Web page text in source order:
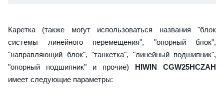
Каретка (также могут использоваться названия "блок
системы линейного перемещения", "опорный блок",
"направляющий блок", "танкетка", "линейный подшипник",
"опорный подшипник" и прочие) HIWIN CGW25HCZAH
имеет следующие параметры: